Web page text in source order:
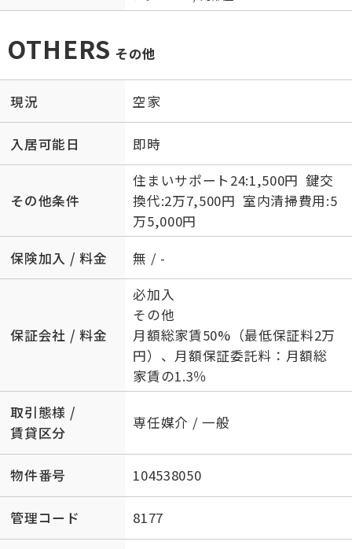
OTHERS その他
現況 空家
入居可能日 即時
その他条件
住まいサポート24:1,500円 鍵交
換代:2万7,500円 室内清掃費用:5
万5,000円
保険加入 / 料金
無 / -
保証会社 / 料金
必加入
その他
月額総家賃50%（最低保証料2万
円）、月額保証委託料：月額総
家賃の1.3％
取引態様 /
賃貸区分
専任媒介 / 一般
物件番号 104538050
管理コード 8177